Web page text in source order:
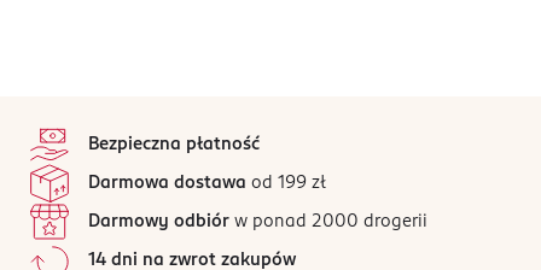
Bezpieczna płatność
Darmowa dostawa od 199 zł
Darmowy odbiór w ponad 2000 drogerii
14 dni na zwrot zakupów